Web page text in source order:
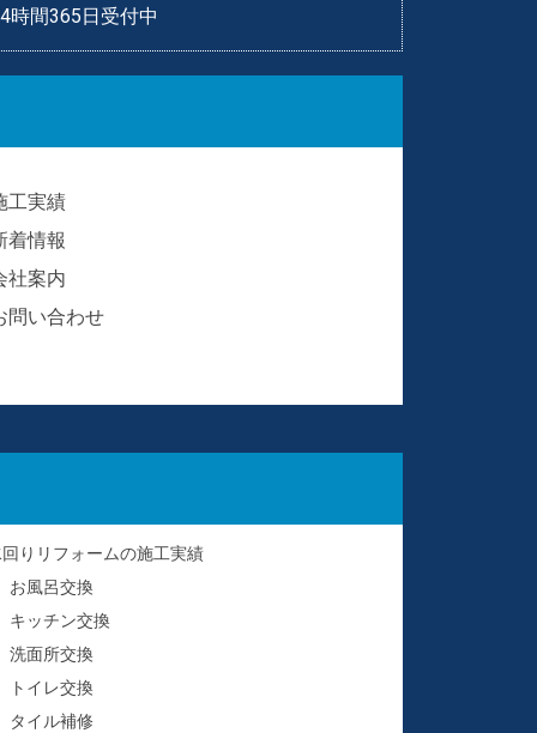
時間365日受付中
工実績
着情報
社案内
問い合わせ
りリフォームの施工実績
お風呂交換
キッチン交換
洗面所交換
トイレ交換
タイル補修